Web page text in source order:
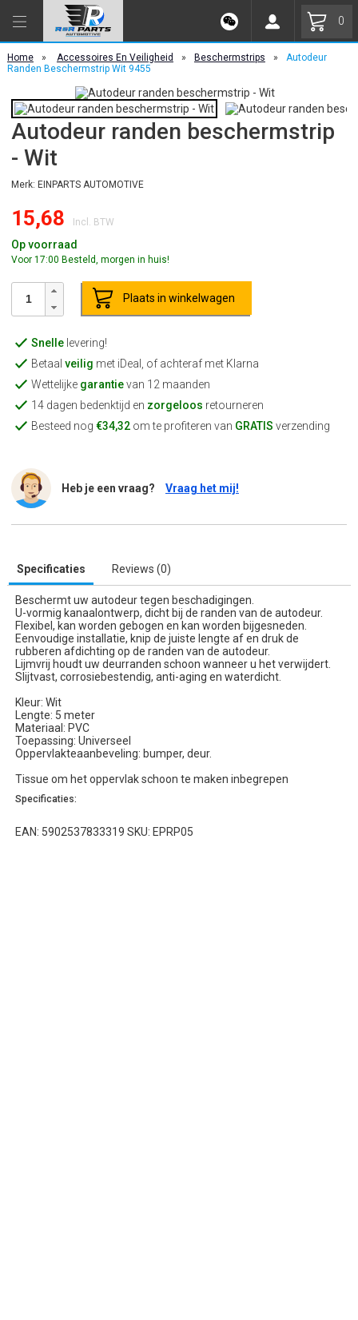
0
Home » Accessoires En Veiligheid » Beschermstrips »
Autodeur
Randen Beschermstrip Wit 9455
Autodeur randen beschermstrip
- Wit
Merk: EINPARTS AUTOMOTIVE
15,68 Incl. BTW
Op voorraad
Voor 17:00 Besteld, morgen in huis!
Plaats in winkelwagen
Snellelevering!
Betaal veilig met iDeal, of achteraf met Klarna
Wettelijke garantievan 12 maanden
14 dagen bedenktijd en zorgeloos retourneren
Besteed nog €34,32om te profiteren van GRATIS verzending
Heb je een vraag? Vraag het mij!
Specificaties Reviews (0)
Beschermt uw autodeur tegen beschadigingen.
U-vormig kanaalontwerp, dicht bij de randen van de autodeur.
Flexibel, kan worden gebogen en kan worden bijgesneden.
Eenvoudige installatie, knip de juiste lengte af en druk de
rubberen afdichting op de randen van de autodeur.
Lijmvrij houdt uw deurranden schoon wanneer u het verwijdert.
Slijtvast, corrosiebestendig, anti-aging en waterdicht.
Kleur: Wit
Lengte: 5 meter
Materiaal: PVC
Toepassing: Universeel
Oppervlakteaanbeveling: bumper, deur.
Tissue om het oppervlak schoon te maken inbegrepen
Specificaties:
EAN: 5902537833319 SKU: EPRP05